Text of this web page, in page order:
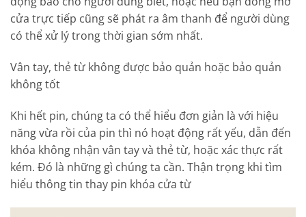
cửa trực tiếp cũng sẽ phát ra âm thanh để người dùng
có thể xử lý trong thời gian sớm nhất.
Vân tay, thẻ từ không được bảo quản hoặc bảo quản
không tốt
Khi hết pin, chúng ta có thể hiểu đơn giản là với hiệu
năng vừa rồi của pin thì nó hoạt động rất yếu, dẫn đến
khóa không nhận vân tay và thẻ từ, hoặc xác thực rất
kém. Đó là những gì chúng ta cần. Thận trọng khi tìm
hiểu thông tin thay pin khóa cửa từ